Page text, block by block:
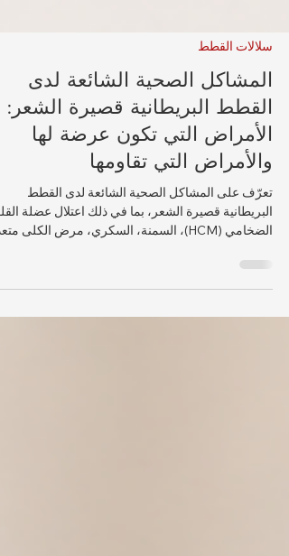
سلالات القطط
المشاكل الصحية الشائعة لدى
القطط البريطانية قصيرة الشعر:
الأمراض التي تكون عرضة لها
والأمراض التي تقاومها
تعرّف على المشاكل الصحية الشائعة لدى القطط
البريطانية قصيرة الشعر، بما في ذلك اعتلال عضلة